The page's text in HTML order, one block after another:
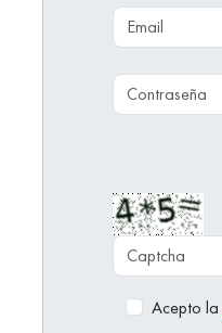
Email
Contraseña
Captcha
Acepto la